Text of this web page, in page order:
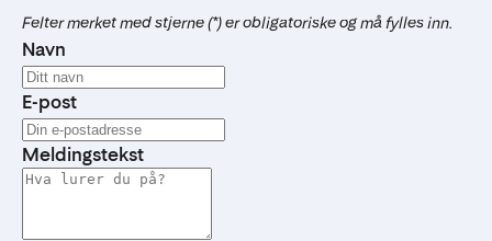
Felter merket med stjerne (*) er obligatoriske og må fylles inn.
Navn
E-post
Meldingstekst